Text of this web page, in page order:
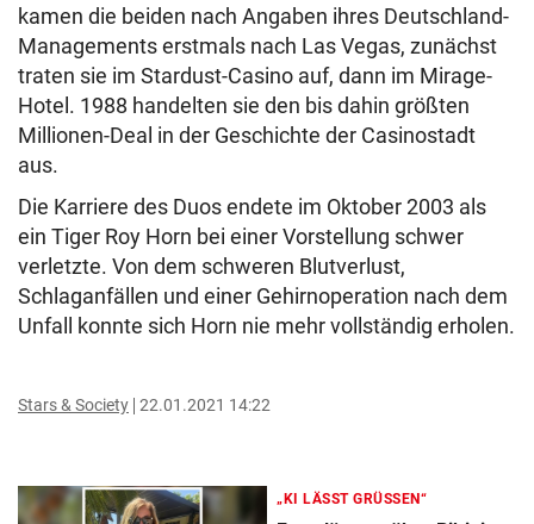
kamen die beiden nach Angaben ihres Deutschland-
Managements erstmals nach Las Vegas, zunächst
traten sie im Stardust-Casino auf, dann im Mirage-
Hotel. 1988 handelten sie den bis dahin größten
Millionen-Deal in der Geschichte der Casinostadt
aus.
Die Karriere des Duos endete im Oktober 2003 als
ein Tiger Roy Horn bei einer Vorstellung schwer
verletzte. Von dem schweren Blutverlust,
Schlaganfällen und einer Gehirnoperation nach dem
Unfall konnte sich Horn nie mehr vollständig erholen.
Stars & Society 22.01.2021 14:22
„KI LÄSST GRÜSSEN“